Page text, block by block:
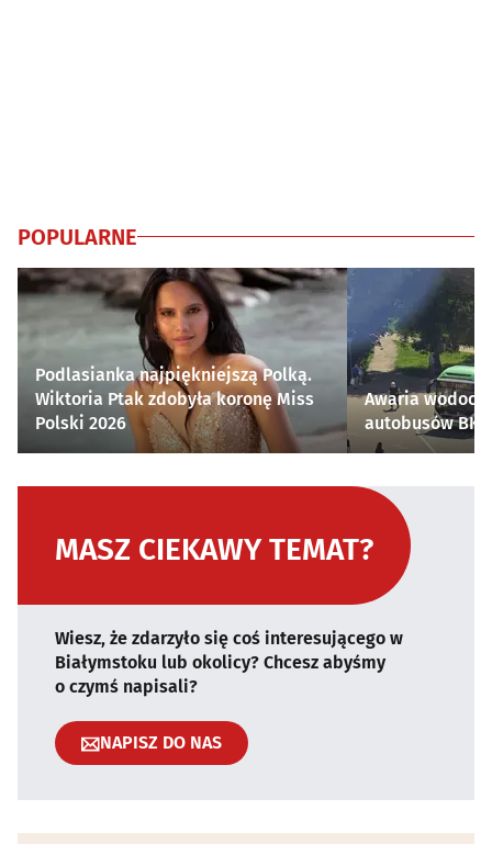
POPULARNE
Podlasianka najpiękniejszą Polką.
Wiktoria Ptak zdobyła koronę Miss
Polski 2026
Awaria
autobusów
MASZ CIEKAWY TEMAT?
Wiesz, że zdarzyło się coś interesującego w
Białymstoku lub okolicy? Chcesz abyśmy
o czymś napisali?
NAPISZ DO NAS